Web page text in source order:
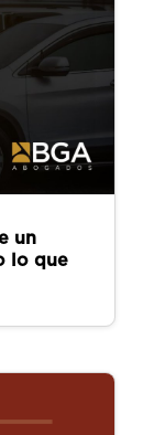
un
lo que